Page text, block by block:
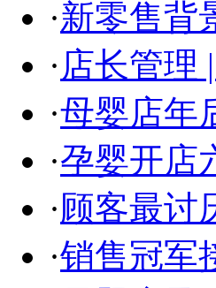
·新零售背
· 店长管理
·母婴店年
·孕婴开店
·顾客最讨
·销售冠军